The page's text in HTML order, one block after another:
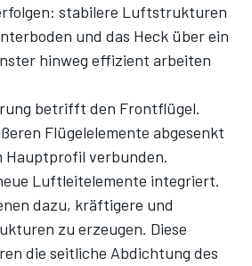
stabilere Luftstrukturen
und das Heck über ein
hinweg effizient arbeiten
betrifft den Frontflügel.
Flügelelemente abgesenkt
Hauptprofil verbunden.
Luftleitelemente integriert.
dazu, kräftigere und
zu erzeugen. Diese
die seitliche Abdichtung des